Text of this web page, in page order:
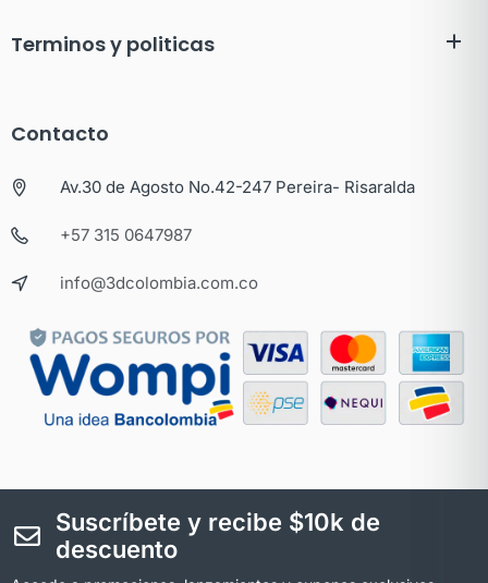
Terminos y politicas
Contacto
Av.30 de Agosto No.42-247 Pereira- Risaralda
+57 315 0647987
info@3dcolombia.com.co
Suscríbete y recibe $10k de
descuento